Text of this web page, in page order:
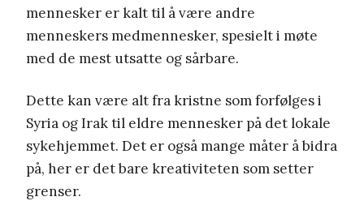
mennesker er kalt til å være andre
menneskers medmennesker, spesielt i møte
med de mest utsatte og sårbare.
Dette kan være alt fra kristne som forfølges i
Syria og Irak til eldre mennesker på det lokale
sykehjemmet. Det er også mange måter å bidra
på, her er det bare kreativiteten som setter
grenser.